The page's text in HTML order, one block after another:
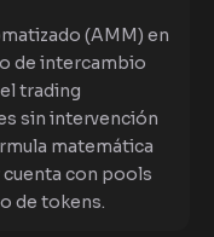
(AMM) en
de intercambio
trading
sin intervención
matemática
con pools
de tokens.